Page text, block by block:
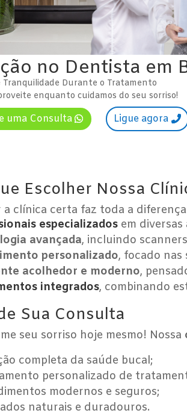
no Dentista em
Tranquilidade Durante o Tratamento
enquanto cuidamos do seu sorriso!
uma Consulta Ligue agora
Escolher Nossa
a clínica certa faz toda a
especializados em
avançada, incluindo
personalizado, focado nas
acolhedor e moderno,
integrados, combinando
Sua Consulta
seu sorriso hoje mesmo! Nossa
completa da saúde bucal;
personalizado de
modernos e seguros;
naturais e duradouros.